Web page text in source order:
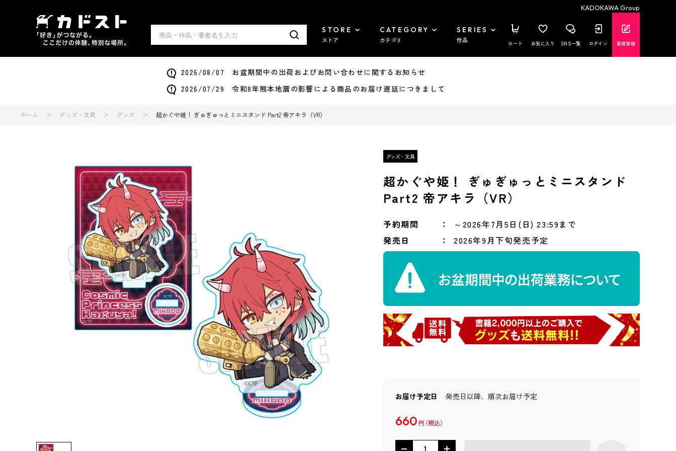
KADOKAWA Group
STORE
ストア
CATEGORY
カテゴリ
SERIES
作品 カート お気に入り SNS一覧 ログイン 新規登録
2026/08/07 お盆期間中の出荷およびお問い合わせに関するお知らせ
2026/07/29 令和8年熊本地震の影響による商品のお届け遅延につきまして
ホーム グッズ・文具 グッズ 超かぐや姫！ ぎゅぎゅっとミニスタンド Part2 帝アキラ（VR）
超かぐや姫！ ぎゅぎゅっとミニスタンド
Part2 帝アキラ（VR）
予約期間
～2026年7月5日(日) 23:59まで
発売日
2026年9月下旬発売予定
お届け予定日 発売日以降、順次お届け予定
660 円